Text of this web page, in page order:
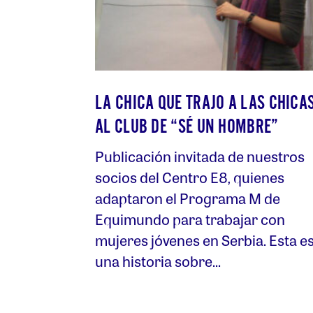
LA CHICA QUE TRAJO A LAS
AL CLUB DE “SÉ UN HOMBRE”
Publicación invitada de nuestros
socios del Centro E8, quienes
adaptaron el Programa M de
Equimundo para trabajar con
mujeres jóvenes en Serbia. Esta
una historia sobre...